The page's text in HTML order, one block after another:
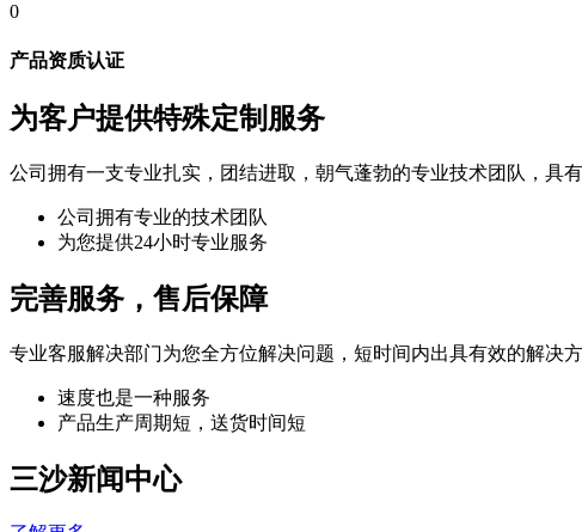
0
产品资质认证
为客户提供特殊定制服务
公司拥有一支专业扎实，团结进取，朝气蓬勃的专业技术团队，具
公司拥有专业的技术团队
为您提供24小时专业服务
完善服务，售后保障
专业客服解决部门为您全方位解决问题，短时间内出具有效的解决
速度也是一种服务
产品生产周期短，送货时间短
三沙新闻中心